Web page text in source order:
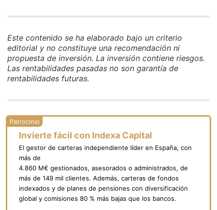
Este contenido se ha elaborado bajo un criterio
editorial y no constituye una recomendación ni
propuesta de inversión. La inversión contiene riesgos.
Las rentabilidades pasadas no son garantía de
rentabilidades futuras.
Invierte fácil con Indexa Capital
El gestor de carteras independiente líder en España, con
más de
4.860 M€ gestionados, asesorados o administrados, de
más de 149 mil clientes. Además, carteras de fondos
indexados y de planes de pensiones con diversificación
global y comisiones 80 % más bajas que los bancos.